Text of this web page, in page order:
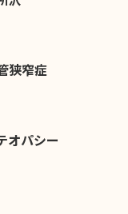
狭窄症
オパシー